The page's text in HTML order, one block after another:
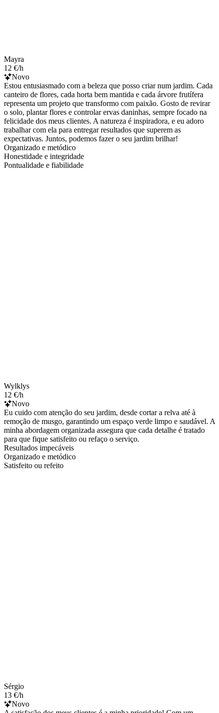
Mayra
12 €/h
Novo
Estou entusiasmado com a beleza que posso criar num jardim. Cada
canteiro de flores, cada horta bem mantida e cada árvore frutífera
representa um projeto que transformo com paixão. Gosto de revirar
o solo, plantar flores e controlar ervas daninhas, sempre focado na
felicidade dos meus clientes. A natureza é inspiradora, e eu adoro
trabalhar com ela para entregar resultados que superem as
expectativas. Juntos, podemos fazer o seu jardim brilhar!
Organizado e metódico
Honestidade e integridade
Pontualidade e fiabilidade
Wylklys
12 €/h
Novo
Eu cuido com atenção do seu jardim, desde cortar a relva até à
remoção de musgo, garantindo um espaço verde limpo e saudável. A
minha abordagem organizada assegura que cada detalhe é tratado
para que fique satisfeito ou refaço o serviço.
Resultados impecáveis
Organizado e metódico
Satisfeito ou refeito
Sérgio
13 €/h
Novo